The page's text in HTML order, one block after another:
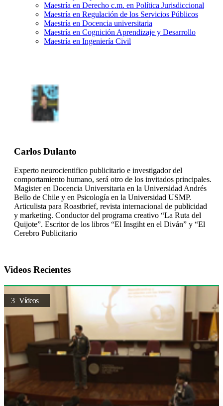
Maestría en Derecho c.m. en Política Jurisdiccional
Maestría en Regulación de los Servicios Públicos
Maestría en Docencia universitaria
Maestría en Cognición Aprendizaje y Desarrollo
Maestría en Ingeniería Civil
Carlos Dulanto
Experto neurocientifico publicitario e investigador del
comportamiento humano, será otro de los invitados principales.
Magister en Docencia Universitaria en la Universidad Andrés
Bello de Chile y en Psicología en la Universidad USMP.
Articulista para Roastbrief, revista internacional de publicidad
y marketing. Conductor del programa creativo “La Ruta del
Quijote”. Escritor de los libros “El Insgiht en el Diván” y “El
Cerebro Publicitario
Videos Recientes
3 Vídeos